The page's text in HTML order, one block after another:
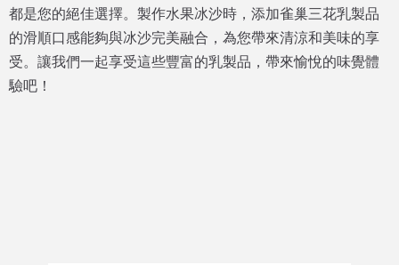
都是您的絕佳選擇。製作水果冰沙時，添加雀巢三花乳製品
的滑順口感能夠與冰沙完美融合，為您帶來清涼和美味的享
受。讓我們一起享受這些豐富的乳製品，帶來愉悅的味覺體
驗吧！